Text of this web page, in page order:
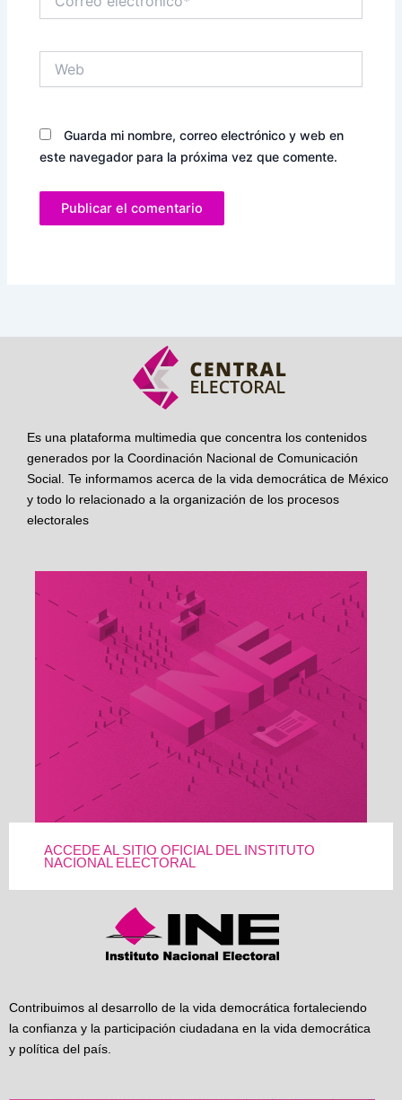
electrónico*
Guarda mi nombre, correo electrónico y web en
este navegador para la próxima vez que comente.
Es una plataforma multimedia que concentra los contenidos
generados por la Coordinación Nacional de Comunicación
Social. Te informamos acerca de la vida democrática de México
y todo lo relacionado a la organización de los procesos
electorales
ACCEDE AL SITIO OFICIAL DEL INSTITUTO
NACIONAL ELECTORAL
Contribuimos al desarrollo de la vida democrática fortaleciendo
la confianza y la participación ciudadana en la vida democrática
y política del país.